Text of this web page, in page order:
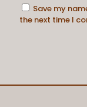
Save my
the next time I